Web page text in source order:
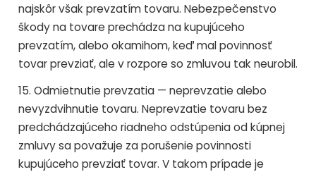
najskôr však prevzatím tovaru. Nebezpečenstvo
škody na tovare prechádza na kupujúceho
prevzatím, alebo okamihom, keď mal povinnosť
tovar prevziať, ale v rozpore so zmluvou tak neurobil.
15. Odmietnutie prevzatia — neprevzatie alebo
nevyzdvihnutie tovaru. Neprevzatie tovaru bez
predchádzajúceho riadneho odstúpenia od kúpnej
zmluvy sa považuje za porušenie povinnosti
kupujúceho prevziať tovar. V takom prípade je